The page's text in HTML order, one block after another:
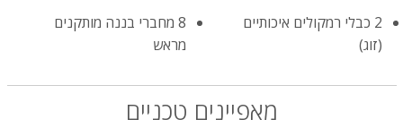
2 כבלי רמקולים איכותיים
(זוג)
8 מחברי בננה מותקנים
מראש
מאפיינים טכניים